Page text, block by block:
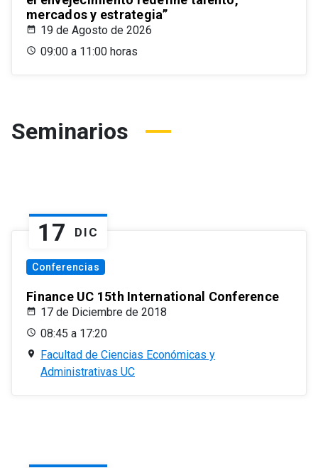
mercados y estrategia”
19 de Agosto de 2026
09:00 a 11:00 horas
Seminarios
17 DIC
Conferencias
Finance UC 15th International Conference
17 de Diciembre de 2018
08:45 a 17:20
Facultad de Ciencias Económicas y
Administrativas UC